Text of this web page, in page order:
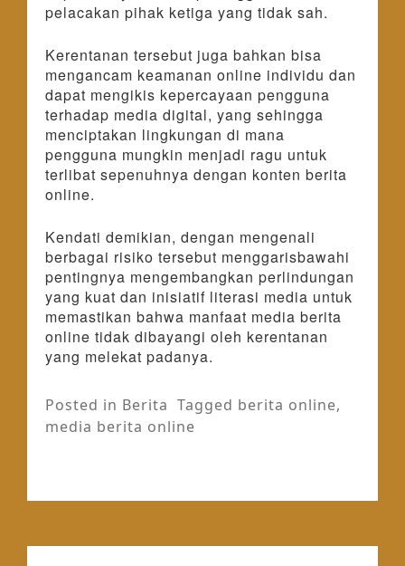
pelacakan pihak ketiga yang tidak sah.
Kerentanan tersebut juga bahkan bisa
mengancam keamanan online individu dan
dapat mengikis kepercayaan pengguna
terhadap media digital, yang sehingga
menciptakan lingkungan di mana
pengguna mungkin menjadi ragu untuk
terlibat sepenuhnya dengan konten berita
online.
Kendati demikian, dengan mengenali
berbagai risiko tersebut menggarisbawahi
pentingnya mengembangkan perlindungan
yang kuat dan inisiatif literasi media untuk
memastikan bahwa manfaat media berita
online tidak dibayangi oleh kerentanan
yang melekat padanya.
Posted in Berita Tagged berita online,
media berita online